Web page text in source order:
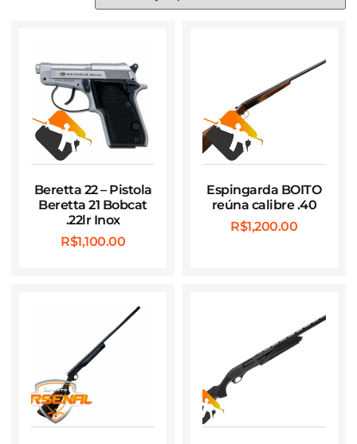
Beretta 22 – Pistola
Beretta 21 Bobcat
.22lr Inox
R$1,100.00
Espingarda BOITO
reúna calibre .40
R$1,200.00